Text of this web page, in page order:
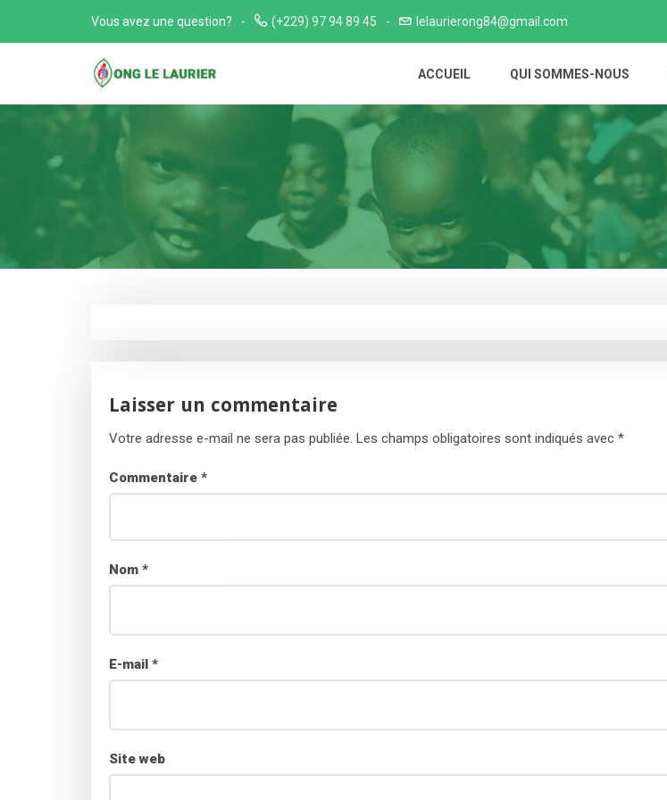
Vous avez une question? (+229) 97 94 89 45 lelaurierong84@gmail.com
ACCUEIL QUI SOMMES-NOUS
Laisser un commentaire
Votre adresse e-mail ne sera pas publiée. Les champs obligatoires sont indiqués avec *
Commentaire *
Nom *
E-mail *
Site web